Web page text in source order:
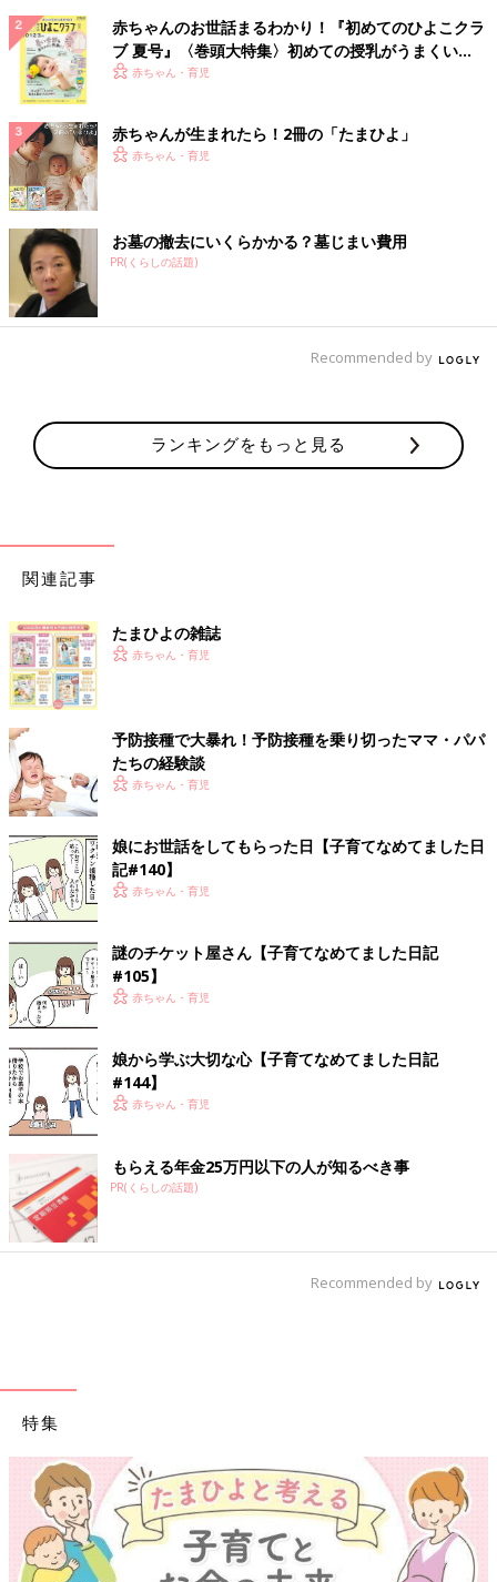
赤ちゃんのお世話まるわかり！『初めてのひよこクラ
ブ 夏号』〈巻頭大特集〉初めての授乳がうまくい
く！ おっぱい・ミルクの基本と夏のトラブル 解決テ
赤ちゃん・育児
赤ちゃんが生まれたら！2冊の「たまひよ」
赤ちゃん・育児
お墓の撤去にいくらかかる？墓じまい費用
PR(くらしの話題)
Recommended by
ランキングをもっと見る
関連記事
たまひよの雑誌
赤ちゃん・育児
予防接種で大暴れ！予防接種を乗り切ったママ・パパ
たちの経験談
赤ちゃん・育児
娘にお世話をしてもらった日【子育てなめてました日
記#140】
赤ちゃん・育児
謎のチケット屋さん【子育てなめてました日記
#105】
赤ちゃん・育児
娘から学ぶ大切な心【子育てなめてました日記
#144】
赤ちゃん・育児
もらえる年金25万円以下の人が知るべき事
PR(くらしの話題)
Recommended by
特集
【ワクチン接種できるものも】妊婦の感染症対策、知って